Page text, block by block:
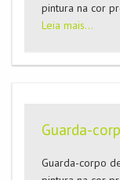
pintura na cor
Leia mais...
Guarda-
Guarda-corpo